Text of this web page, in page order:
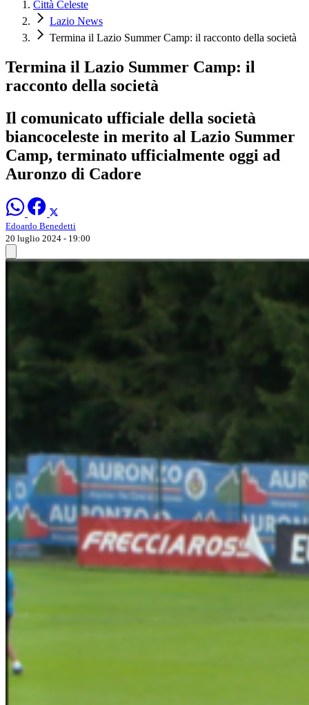
Città Celeste
Lazio News
Termina il Lazio Summer Camp: il racconto della società
Termina il Lazio Summer Camp: il
racconto della società
Il comunicato ufficiale della società
biancoceleste in merito al Lazio Summer
Camp, terminato ufficialmente oggi ad
Auronzo di Cadore
Edoardo Benedetti
20 luglio 2024 - 19:00